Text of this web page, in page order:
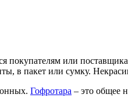
покупателям или
в пакет или сумку.
Гофротара – это общее